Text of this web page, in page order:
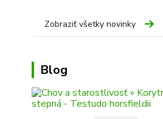
Zobraziť všetky novinky
Blog